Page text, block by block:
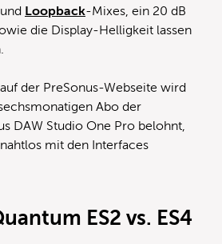
Loopback-Mixes, ein 20 dB
die Display-Helligkeit lassen
der PreSonus-Webseite wird
Abo der
DAW Studio One Pro belohnt,
mit den Interfaces
ES2 vs. ES4